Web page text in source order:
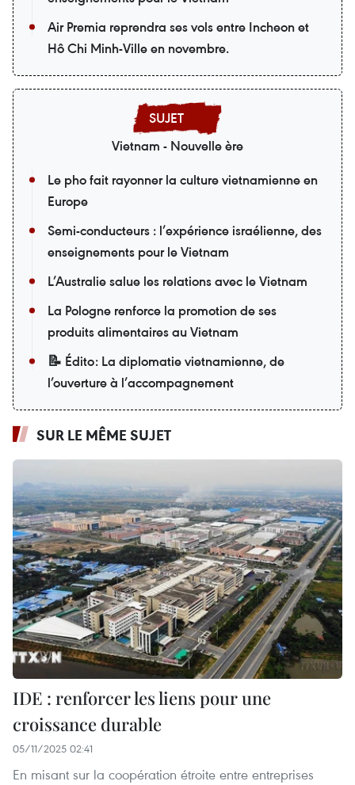
Air Premia reprendra ses vols entre Incheon et
Hô Chi Minh-Ville en novembre.
Vietnam - Nouvelle ère
Le pho fait rayonner la culture vietnamienne en
Europe
Semi-conducteurs : l’expérience israélienne, des
enseignements pour le Vietnam
L’Australie salue les relations avec le Vietnam
La Pologne renforce la promotion de ses
produits alimentaires au Vietnam
📝 Édito: La diplomatie vietnamienne, de
l’ouverture à l’accompagnement
SUR LE MÊME SUJET
IDE : renforcer les liens pour une
croissance durable
05/11/2025 02:41
En misant sur la coopération étroite entre entreprises